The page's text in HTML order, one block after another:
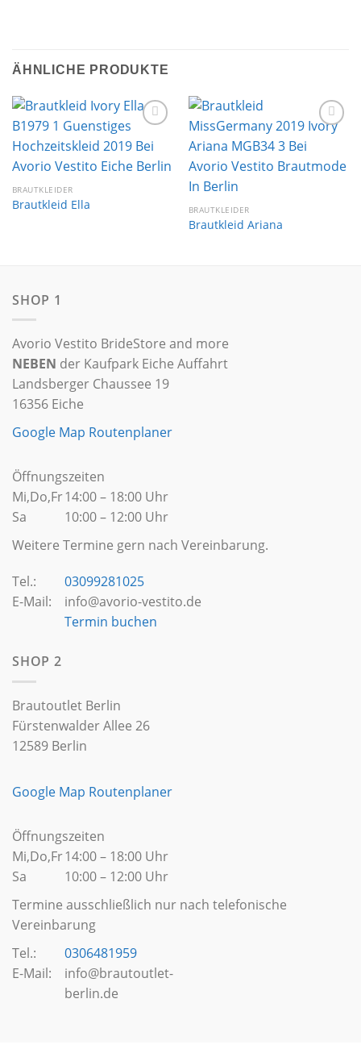
ÄHNLICHE PRODUKTE
Wunschliste
BRAUTKLEIDER
Brautkleid Ella
Wunschliste
BRAUTKLEIDER
Brautkleid Ariana
SHOP 1
Avorio Vestito BrideStore and more
NEBEN der Kaufpark Eiche Auffahrt
Landsberger Chaussee 19
16356 Eiche
Google Map Routenplaner
Öffnungszeiten
Mi,Do,Fr
Sa
14:00 – 18:00 Uhr
10:00 – 12:00 Uhr
Weitere Termine gern nach Vereinbarung.
Tel.:
E-Mail:
03099281025
info@avorio-vestito.de
Termin buchen
SHOP 2
Brautoutlet Berlin
Fürstenwalder Allee 26
12589 Berlin
Google Map Routenplaner
Öffnungszeiten
Mi,Do,Fr
Sa
14:00 – 18:00 Uhr
10:00 – 12:00 Uhr
Termine ausschließlich nur nach telefonische
Vereinbarung
Tel.:
E-Mail:
0306481959
info@brautoutlet-
berlin.de